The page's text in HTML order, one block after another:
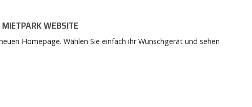
MIETPARK WEBSITE
Homepage. Wählen Sie einfach ihr Wunschgerät und sehen